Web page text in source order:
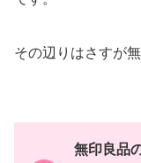
その辺りはさすが
無印良品